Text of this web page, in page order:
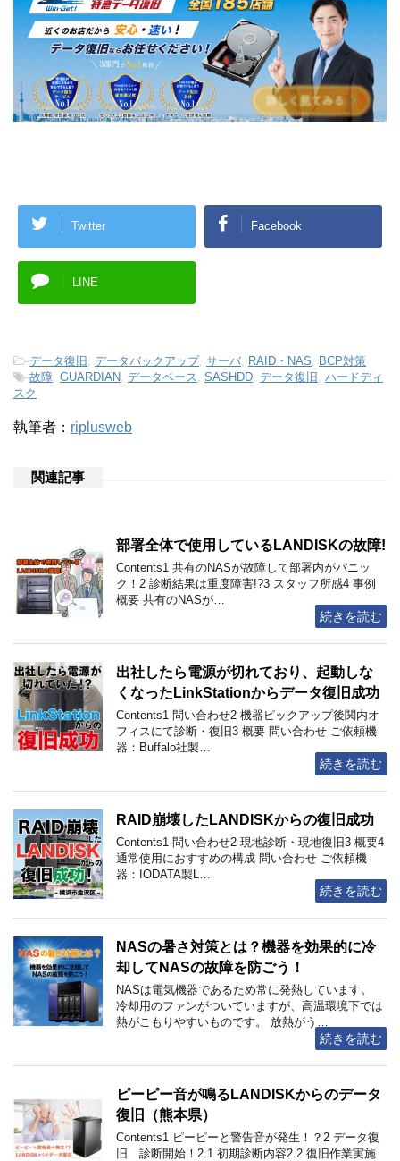
Twitter Facebook
LINE
-データ復旧 データバックアップ, サーバ RAID・NAS
BCP対策
-故障 GUARDIAN データベース SASHDD データ復旧
ハードディ
スク
執筆者： riplusweb
関連記事
部署全体で使用しているLANDISKの故障!
Contents1 共有のNASが故障して部署内がパニッ
ク！2 診断結果は重度障害!?3 スタッフ所感4 事例
概要 共有のNASが…
続きを読む
出社したら電源が切れており、起動しな
くなったLinkStationからデータ復旧成功
Contents1 問い合わせ2 機器ピックアップ後関内オ
フィスにて診断・復旧3 概要 問い合わせ ご依頼機
器：Buffalo社製…
続きを読む
RAID崩壊したLANDISKからの復旧成功
Contents1 問い合わせ2 現地診断・現地復旧3 概要4
通常使用におすすめの構成 問い合わせ ご依頼機
器：IODATA製L…
続きを読む
NASの暑さ対策とは？機器を効果的に冷
却してNASの故障を防ごう！
NASは電気機器であるため常に発熱しています。
冷却用のファンがついていますが、高温環境下では
熱がこもりやすいものです。 放熱がう…
続きを読む
ピーピー音が鳴るLANDISKからのデータ
復旧（熊本県）
Contents1 ピーピーと警告音が発生！？2 データ復
旧 診断開始！2.1 初期診断内容2.2 復旧作業実施